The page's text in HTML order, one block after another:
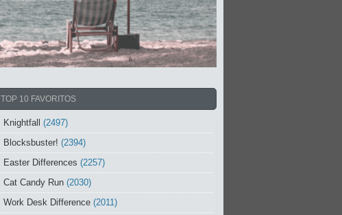
TOP 10 FAVORITOS
Knightfall (2497)
Blocksbuster! (2394)
Easter Differences (2257)
Cat Candy Run (2030)
Work Desk Difference (2011)